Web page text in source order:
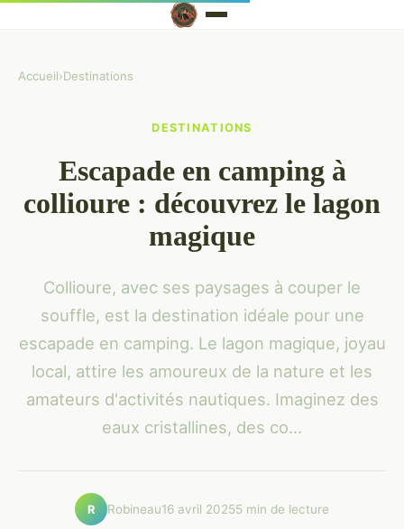
Accueil›Destinations
DESTINATIONS
Escapade en camping à
collioure : découvrez le lagon
magique
Collioure, avec ses paysages à couper le
souffle, est la destination idéale pour une
escapade en camping. Le lagon magique, joyau
local, attire les amoureux de la nature et les
amateurs d'activités nautiques. Imaginez des
eaux cristallines, des co...
R Robineau16 avril 20255 min de lecture